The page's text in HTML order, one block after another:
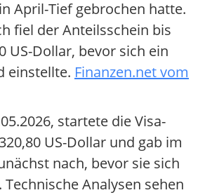
April-Tief gebrochen hatte.
fiel der Anteilsschein bis
US-Dollar, bevor sich ein
einstellte. Finanzen.net vom
startete die Visa-
US-Dollar und gab im
nach, bevor sie sich
Analysen sehen